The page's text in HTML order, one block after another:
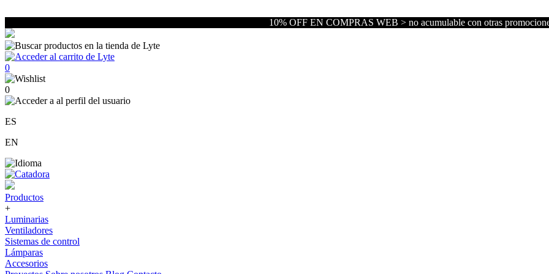
10% OFF EN COMPRAS WEB > no acumulable con otras
0
0
ES
EN
Productos
+
Luminarias
Ventiladores
Sistemas de control
Lámparas
Accesorios